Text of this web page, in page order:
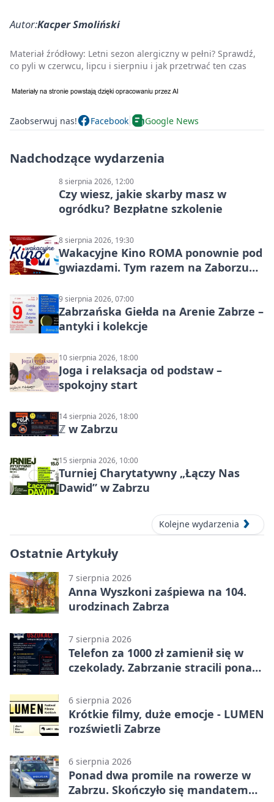
Autor:Kacper Smoliński
Materiał źródłowy: Letni sezon alergiczny w pełni? Sprawdź,
co pyli w czerwcu, lipcu i sierpniu i jak przetrwać ten czas
Zaobserwuj nas! Facebook Google News
Nadchodzące wydarzenia
8 sierpnia 2026, 12:00
Czy wiesz, jakie skarby masz w
ogródku? Bezpłatne szkolenie
8 sierpnia 2026, 19:30
Wakacyjne Kino ROMA ponownie pod
gwiazdami. Tym razem na Zaborzu
9 sierpnia 2026, 07:00
Zabrzańska Giełda na Arenie Zabrze –
antyki i kolekcje
10 sierpnia 2026, 18:00
Joga i relaksacja od podstaw –
spokojny start
14 sierpnia 2026, 18:00
ℤ w Zabrzu
15 sierpnia 2026, 10:00
Turniej Charytatywny „Łączy Nas
Dawid” w Zabrzu
Kolejne wydarzenia
Ostatnie Artykuły
7 sierpnia 2026
Anna Wyszkoni zaśpiewa na 104.
urodzinach Zabrza
7 sierpnia 2026
Telefon za 1000 zł zamienił się w
czekolady. Zabrzanie stracili ponad
6 sierpnia 2026
Krótkie filmy, duże emocje - LUMEN
rozświetli Zabrze
6 sierpnia 2026
Ponad dwa promile na rowerze w
Zabrzu. Skończyło się mandatem